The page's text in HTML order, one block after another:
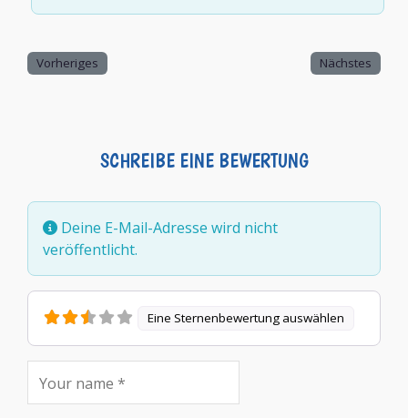
Vorheriges Nächstes
SCHREIBE EINE BEWERTUNG
Deine E-Mail-Adresse wird nicht
veröffentlicht.
Eine Sternenbewertung auswählen